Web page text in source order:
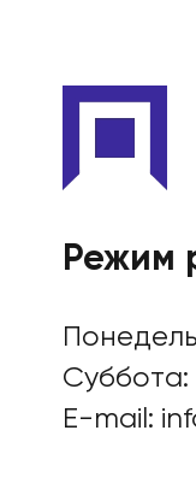
Режим
Суббота:
E-mail: